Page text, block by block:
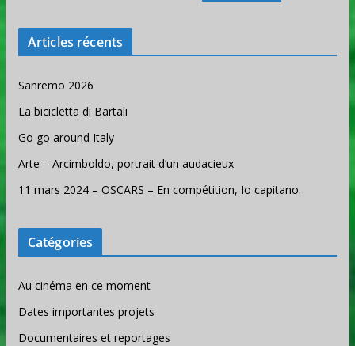
Articles récents
Sanremo 2026
La bicicletta di Bartali
Go go around Italy
Arte – Arcimboldo, portrait d’un audacieux
11 mars 2024 – OSCARS – En compétition, Io capitano.
Catégories
Au cinéma en ce moment
Dates importantes projets
Documentaires et reportages